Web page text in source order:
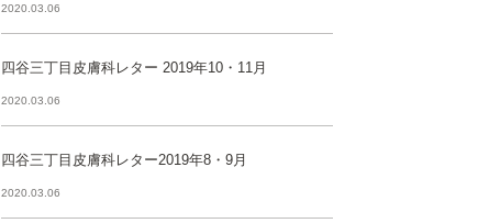
2020.03.06
四谷三丁目皮膚科レター 2019年10・11月
2020.03.06
四谷三丁目皮膚科レター2019年8・9月
2020.03.06